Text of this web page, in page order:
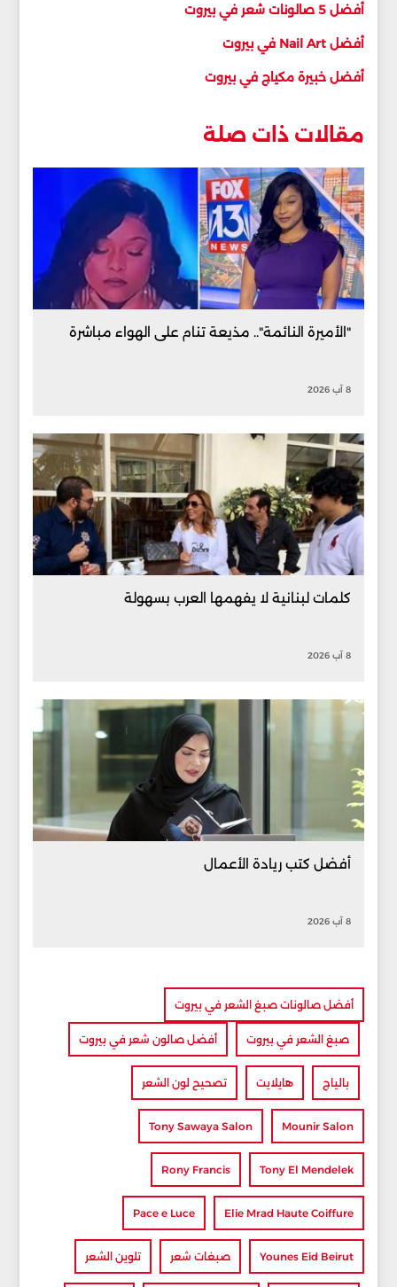
أفضل 5 صالونات شعر في بيروت
أفضل Nail Art في بيروت
أفضل خبيرة مكياج في بيروت
مقالات ذات صلة
"الأميرة النائمة".. مذيعة تنام على الهواء مباشرة
8 آب 2026
كلمات لبنانية لا يفهمها العرب بسهولة
8 آب 2026
أفضل كتب ريادة الأعمال
8 آب 2026
أفضل صالونات صبغ الشعر في بيروت
صبغ الشعر في بيروت أفضل صالون شعر في بيروت
بالياج هايلايت تصحيح لون الشعر
Mounir Salon
Tony Sawaya Salon
Tony El Mendelek
Rony Francis
Elie Mrad Haute Coiffure
Pace e Luce
Younes Eid Beirut صبغات شعر تلوين الشعر